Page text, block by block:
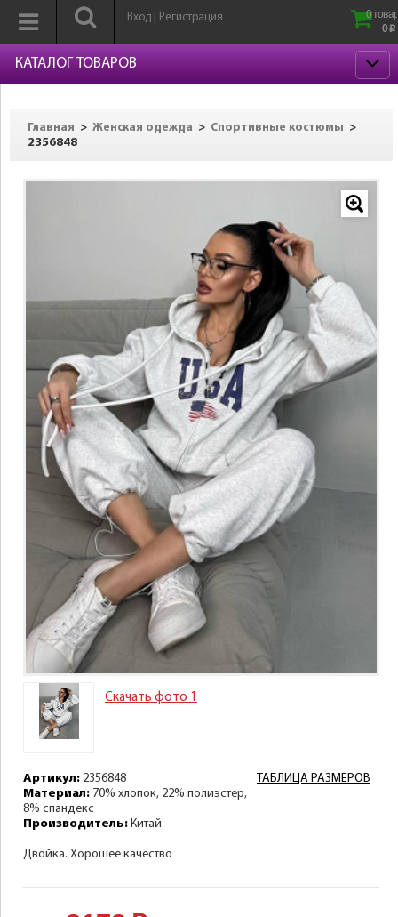
Вход Регистрация
0
0 p
КАТАЛОГ ТОВАРОВ
Главная > Женская одежда > Спортивные костюмы
>
2356848
Скачать фото 1
ТАБЛИЦА РАЗМЕРОВ
Артикул: 2356848
Материал: 70% хлопок, 22% полиэстер,
8% спандекс
Производитель: Китай
Двойка. Хорошее качество